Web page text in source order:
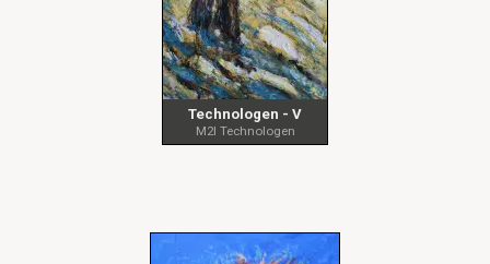
Technologen - V
M2I Technologen